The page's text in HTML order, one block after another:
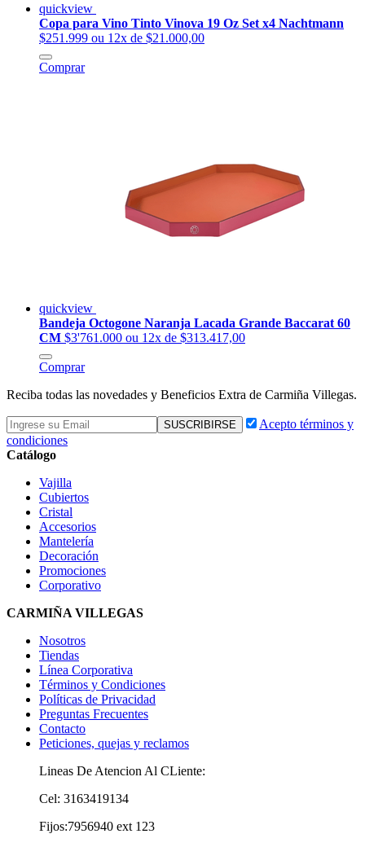
quickview
Copa para Vino Tinto Vinova 19 Oz Set x4 Nachtmann
$251.999 ou 12x de $21.000,00
Comprar
quickview
Bandeja Octogone Naranja Lacada Grande Baccarat 60
CM $3'761.000 ou 12x de $313.417,00
Comprar
Reciba todas las novedades y Beneficios Extra de Carmiña Villegas.
Acepto términos y
condiciones
Catálogo
Vajilla
Cubiertos
Cristal
Accesorios
Mantelería
Decoración
Promociones
Corporativo
CARMIÑA VILLEGAS
Nosotros
Tiendas
Línea Corporativa
Términos y Condiciones
Políticas de Privacidad
Preguntas Frecuentes
Contacto
Peticiones, quejas y reclamos
Lineas De Atencion Al CLiente:
Cel: 3163419134
Fijos:7956940 ext 123